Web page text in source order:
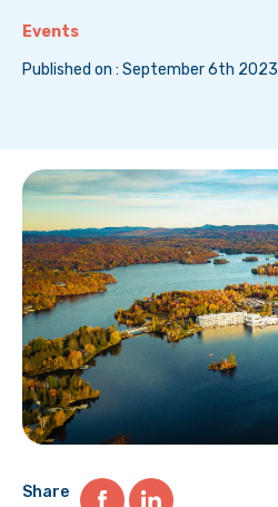
Events
Published on : September 6th 2023
Share